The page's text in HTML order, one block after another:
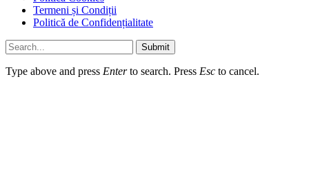
Termeni și Condiții
Politică de Confidențialitate
Submit
Type above and press Enterto search. Press Esc to cancel.